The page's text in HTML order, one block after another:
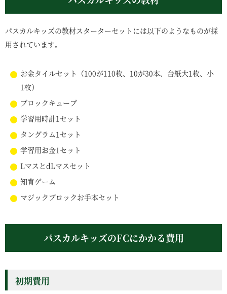
パスカルキッズの教材スターターセットには以下のようなものが採
用されています。
お金タイルセット（100が110枚、10が30本、台紙大1枚、小
1枚）
ブロックキューブ
学習用時計1セット
タングラム1セット
学習用お金1セット
LマスとdLマスセット
知育ゲーム
マジックブロックお手本セット
パスカルキッズのFCにかかる費用
初期費用